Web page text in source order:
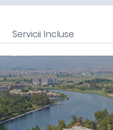
Servicii Incluse